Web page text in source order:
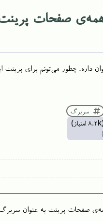
صفحات
چطور می‌تونم برای پرینت
سربرگ
8.2k امتیاز)
صفحات پرینت به عنوان سربرگ